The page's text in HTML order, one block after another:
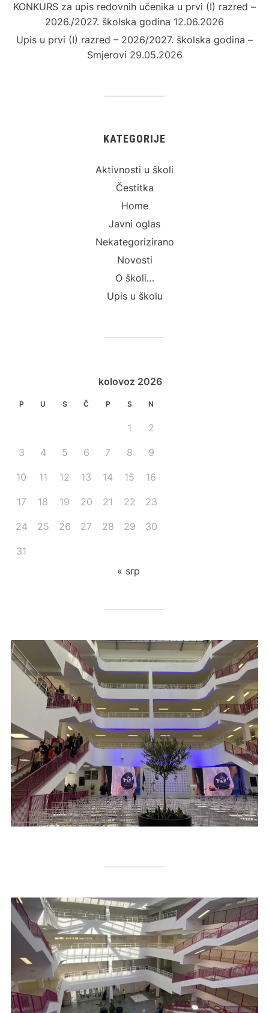
KONKURS za upis redovnih učenika u prvi (I) razred –
2026./2027. školska godina 12.06.2026
Upis u prvi (I) razred – 2026/2027. školska godina –
Smjerovi 29.05.2026
KATEGORIJE
Aktivnosti u školi
Čestitka
Home
Javni oglas
Nekategorizirano
Novosti
O školi…
Upis u školu
kolovoz 2026
P U S Č P S N
1 2
3 4 5 6 7 8 9
10 11 12 13 14 15 16
17 18 19 20 21 22 23
24 25 26 27 28 29 30
31
« srp